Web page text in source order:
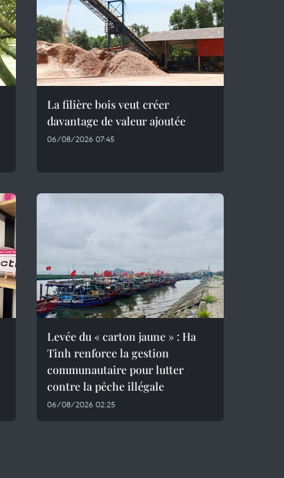
La filière bois veut créer
davantage de valeur ajoutée
06/08/2026 07:45
Levée du « carton jaune » : Ha
Tinh renforce la gestion
communautaire pour lutter
contre la pêche illégale
06/08/2026 02:25